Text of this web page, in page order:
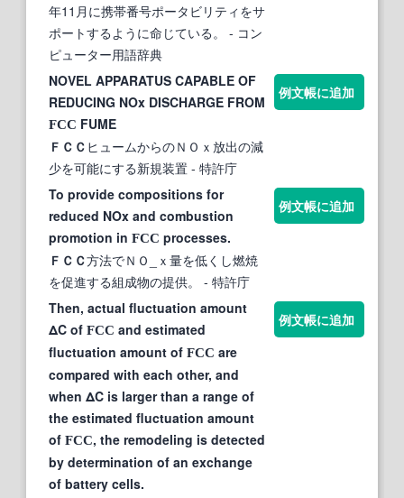
年11月に携帯番号ポータビリティをサ
ポートするように命じている。
- コン
ピューター用語辞典
NOVEL APPARATUS CAPABLE OF
REDUCING NOx DISCHARGE FROM
FCC FUME
ＦＣＣ ヒュームからのＮＯｘ放出の減
少を可能にする新規装置 - 特許庁
例文帳に追加
To provide compositions for
reduced NOx and combustion
promotion in FCC processes.
ＦＣＣ方法でＮＯ_ｘ量を低くし燃焼
を促進する組成物の提供。
- 特許庁
例文帳に追加
Then, actual fluctuation amount
ΔC of FCC and estimated
fluctuation amount of FCC are
compared with each other, and
when ΔC is larger than a range of
the estimated fluctuation amount
of FCC, the remodeling is detected
by determination of an exchange
of battery cells.
例文帳に追加